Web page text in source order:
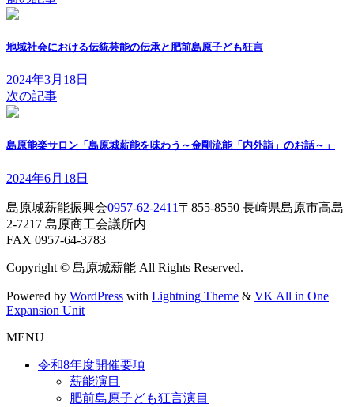
地域社会における伝統芸能の伝承と肥前島原子ども狂言
2024年3月18日
次の記事
島原能楽サロン「島原城薪能を味わう～金剛流能「内外詣」のお話～」
2024年6月18日
島原城薪能振興会0957-62-2411 〒855-8550 長崎県島原市高島
2-7217 島原商工会議所内
FAX 0957-64-3783
Copyright © 島原城薪能 All Rights Reserved.
Powered by WordPress with Lightning Theme & VK All in One
Expansion Unit
MENU
令和8年度開催要項
薪能演目
肥前島原子ども狂言演目